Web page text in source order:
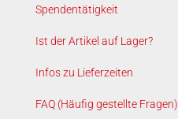
Spendentätigkeit
Ist der Artikel auf Lager?
Infos zu Lieferzeiten
FAQ (Häufig gestellte Fragen)